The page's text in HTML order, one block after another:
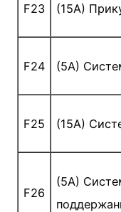
F23 (15A)
F24 (5A)
F25 (15A)
F26
(5A)